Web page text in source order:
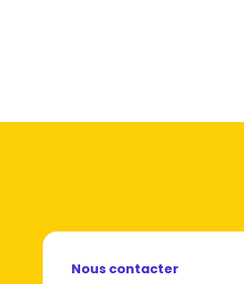
Nous contacter